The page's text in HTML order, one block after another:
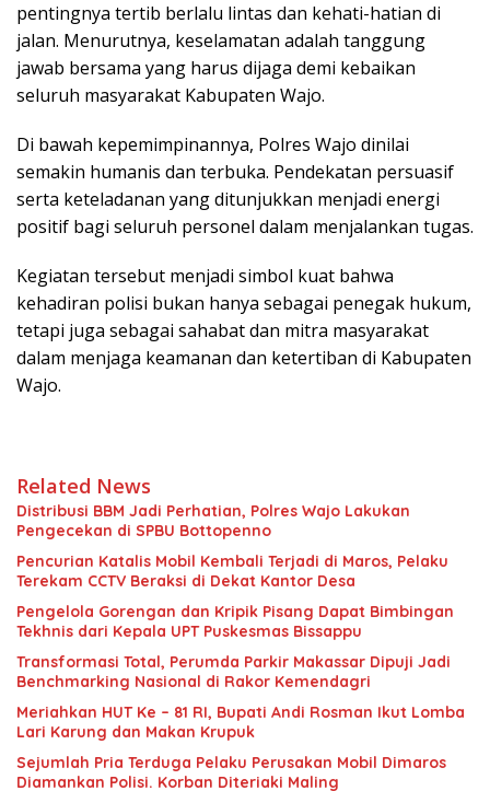
pentingnya tertib berlalu lintas dan kehati-hatian di
jalan. Menurutnya, keselamatan adalah tanggung
jawab bersama yang harus dijaga demi kebaikan
seluruh masyarakat Kabupaten Wajo.
Di bawah kepemimpinannya, Polres Wajo dinilai
semakin humanis dan terbuka. Pendekatan persuasif
serta keteladanan yang ditunjukkan menjadi energi
positif bagi seluruh personel dalam menjalankan tugas.
Kegiatan tersebut menjadi simbol kuat bahwa
kehadiran polisi bukan hanya sebagai penegak hukum,
tetapi juga sebagai sahabat dan mitra masyarakat
dalam menjaga keamanan dan ketertiban di Kabupaten
Wajo.
Related News
Distribusi BBM Jadi Perhatian, Polres Wajo Lakukan
Pengecekan di SPBU Bottopenno
Pencurian Katalis Mobil Kembali Terjadi di Maros, Pelaku
Terekam CCTV Beraksi di Dekat Kantor Desa
Pengelola Gorengan dan Kripik Pisang Dapat Bimbingan
Tekhnis dari Kepala UPT Puskesmas Bissappu
Transformasi Total, Perumda Parkir Makassar Dipuji Jadi
Benchmarking Nasional di Rakor Kemendagri
Meriahkan HUT Ke – 81 RI, Bupati Andi Rosman Ikut Lomba
Lari Karung dan Makan Krupuk
Sejumlah Pria Terduga Pelaku Perusakan Mobil Dimaros
Diamankan Polisi. Korban Diteriaki Maling